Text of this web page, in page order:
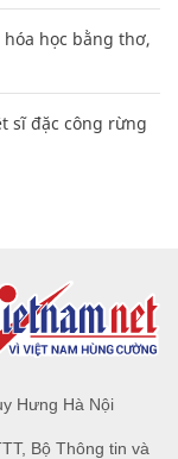
học bằng thơ,
sĩ đặc công rừng
Hưng Hà Nội
Bộ Thông tin và